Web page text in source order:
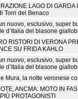
LAGO DI
Torri del Benaco
nuovo, esclusivo, super
d’Italia del blasone
RISTORI DI VERONA
SU FRIDA KAHLO
nuovo, esclusivo, super
d’Italia del blasone
Mura, la notte veronese
ANCMA: MOTO IN
PROTAGONISTI